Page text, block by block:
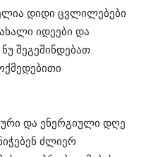
დიდი ცვლილებები
იდეები და
შეგეშინდებათ
და ენერგიული დღე
ძლიერ